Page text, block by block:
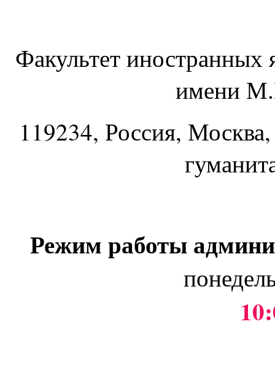
Факультет
имени
119234, Россия,
Режим работы